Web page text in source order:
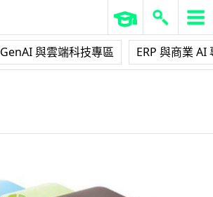
GenAI 與雲端科技專區 ERP 與商業 AI